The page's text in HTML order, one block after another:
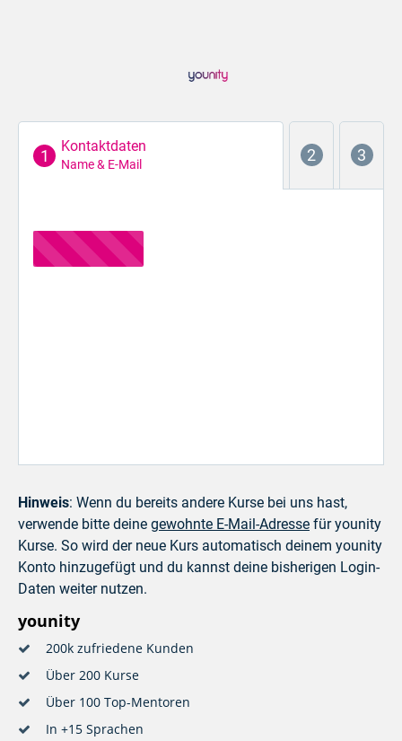
Kontaktdaten
Name & E-Mail
Hinweis: Wenn du bereits andere Kurse bei uns hast,
verwende bitte deine gewohnte E-Mail-Adresse für younity
Kurse. So wird der neue Kurs automatisch deinem younity
Konto hinzugefügt und du kannst deine bisherigen Login-
Daten weiter nutzen.
younity
200k zufriedene Kunden
Über 200 Kurse
Über 100 Top-Mentoren
In +15 Sprachen